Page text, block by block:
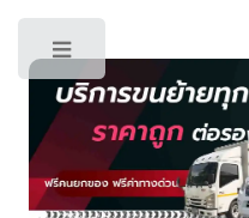
Toggle